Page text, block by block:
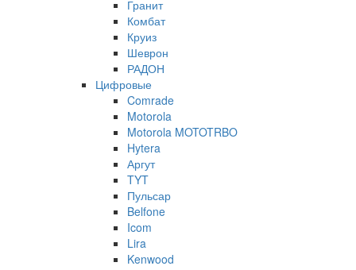
Гранит
Комбат
Круиз
Шеврон
РАДОН
Цифровые
Comrade
Motorola
Motorola MOTOTRBO
Hytera
Аргут
TYT
Пульсар
Belfone
Icom
Lira
Kenwood